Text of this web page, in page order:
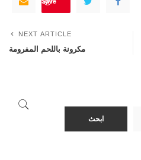
NEXT ARTICLE
مكرونة باللحم المفرومة
ابحث